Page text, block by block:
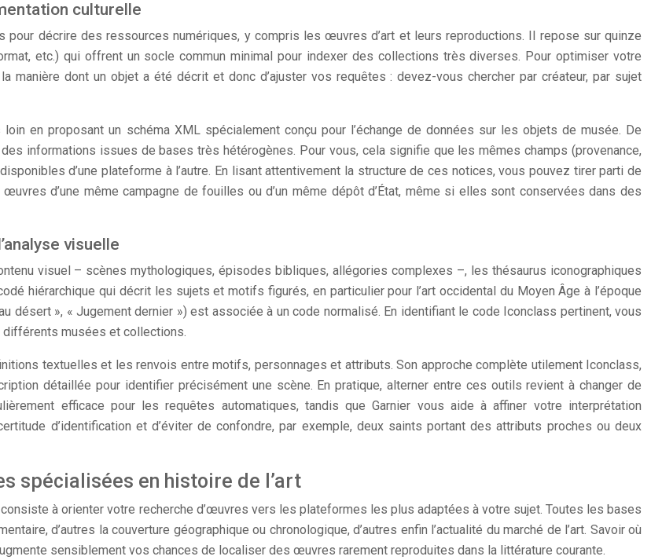
culturelle
pour décrire des ressources numériques, y compris les œuvres d’art et leurs reproductions. Il repose sur quinze
etc.) qui offrent un socle commun minimal pour indexer des collections très diverses. Pour optimiser votre
manière dont un objet a été décrit et donc d’ajuster vos requêtes : devez-vous chercher par créateur, par sujet
loin en proposant un schéma XML spécialement conçu pour l’échange de données sur les objets de musée. De
informations issues de bases très hétérogènes. Pour vous, cela signifie que les mêmes champs (provenance,
d’une plateforme à l’autre. En lisant attentivement la structure de ces notices, vous pouvez tirer parti de
d’une même campagne de fouilles ou d’un même dépôt d’État, même si elles sont conservées dans des
visuelle
visuel – scènes mythologiques, épisodes bibliques, allégories complexes –, les thésaurus iconographiques
hiérarchique qui décrit les sujets et motifs figurés, en particulier pour l’art occidental du Moyen Âge à l’époque
désert », « Jugement dernier ») est associée à un code normalisé. En identifiant le code Iconclass pertinent, vous
musées et collections.
textuelles et les renvois entre motifs, personnages et attributs. Son approche complète utilement Iconclass,
détaillée pour identifier précisément une scène. En pratique, alterner entre ces outils revient à changer de
efficace pour les requêtes automatiques, tandis que Garnier vous aide à affiner votre interprétation
d’identification et d’éviter de confondre, par exemple, deux saints portant des attributs proches ou deux
spécialisées en histoire de l’art
à orienter votre recherche d’œuvres vers les plateformes les plus adaptées à votre sujet. Toutes les bases
d’autres la couverture géographique ou chronologique, d’autres enfin l’actualité du marché de l’art. Savoir où
sensiblement vos chances de localiser des œuvres rarement reproduites dans la littérature courante.